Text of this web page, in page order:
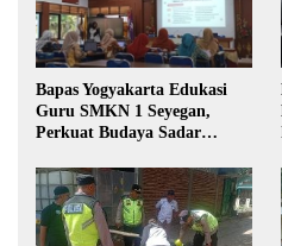
Bapas Yogyakarta Edukasi
Guru SMKN 1 Seyegan,
Perkuat Budaya Sadar